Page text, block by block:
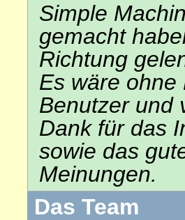
Simple
gemacht
Richtung
Es wäre ohne
Benutzer und
Dank für das
sowie das
Meinungen.
Das Team